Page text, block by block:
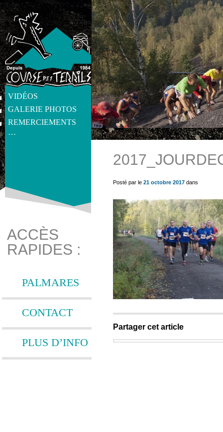
VIDÉOS
GALERIE PHOTOS
REMERCIEMENTS
…
get_post_meta(get_the_ID(), 'thumb', true) ?>
ACCÈS
RAPIDES :
PALMARES
CONTACT
PLUS D’INFO
Posté par le 21 octobre 2017 dans
Partager cet article